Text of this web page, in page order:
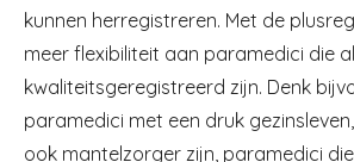
kunnen herregistreren. Met de
meer flexibiliteit aan paramedici die
kwaliteitsgeregistreerd zijn. Denk
paramedici met een druk
ook mantelzorger zijn, paramedici